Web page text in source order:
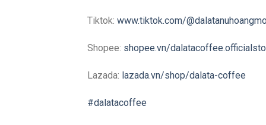
Tiktok: www.tiktok.com/
Shopee: shopee.vn/
Lazada: lazada.vn/shop/dalata-coffee
#dalatacoffee